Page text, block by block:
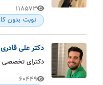
118573
نوبت بدون
دکتر علی قادری
دکترای تخصصی
60449